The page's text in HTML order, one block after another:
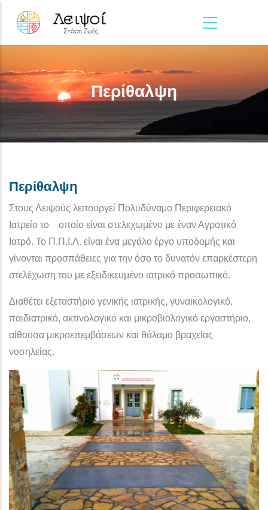
Περίθαλψη
Περίθαλψη
Στους Λειψούς λειτουργεί Πολυδύναμο Περιφερειακό
Ιατρείο το οποίο είναι στελεχωμένο με έναν Αγροτικό
Ιατρό. Το Π.Π.Ι.Λ. είναι ένα μεγάλο έργο υποδομής και
γίνονται προσπάθειες για την όσο το δυνατόν επαρκέστερη
στελέχωση του με εξειδικευμένο ιατρικό προσωπικό.
Διαθέτει εξεταστήριο γενικής ιατρικής, γυναικολογικό,
παιδιατρικό, ακτινολογικό και μικροβιολογικό εργαστήριο,
αίθουσα μικροεπεμβάσεων και θάλαμο βραχείας
νοσηλείας.